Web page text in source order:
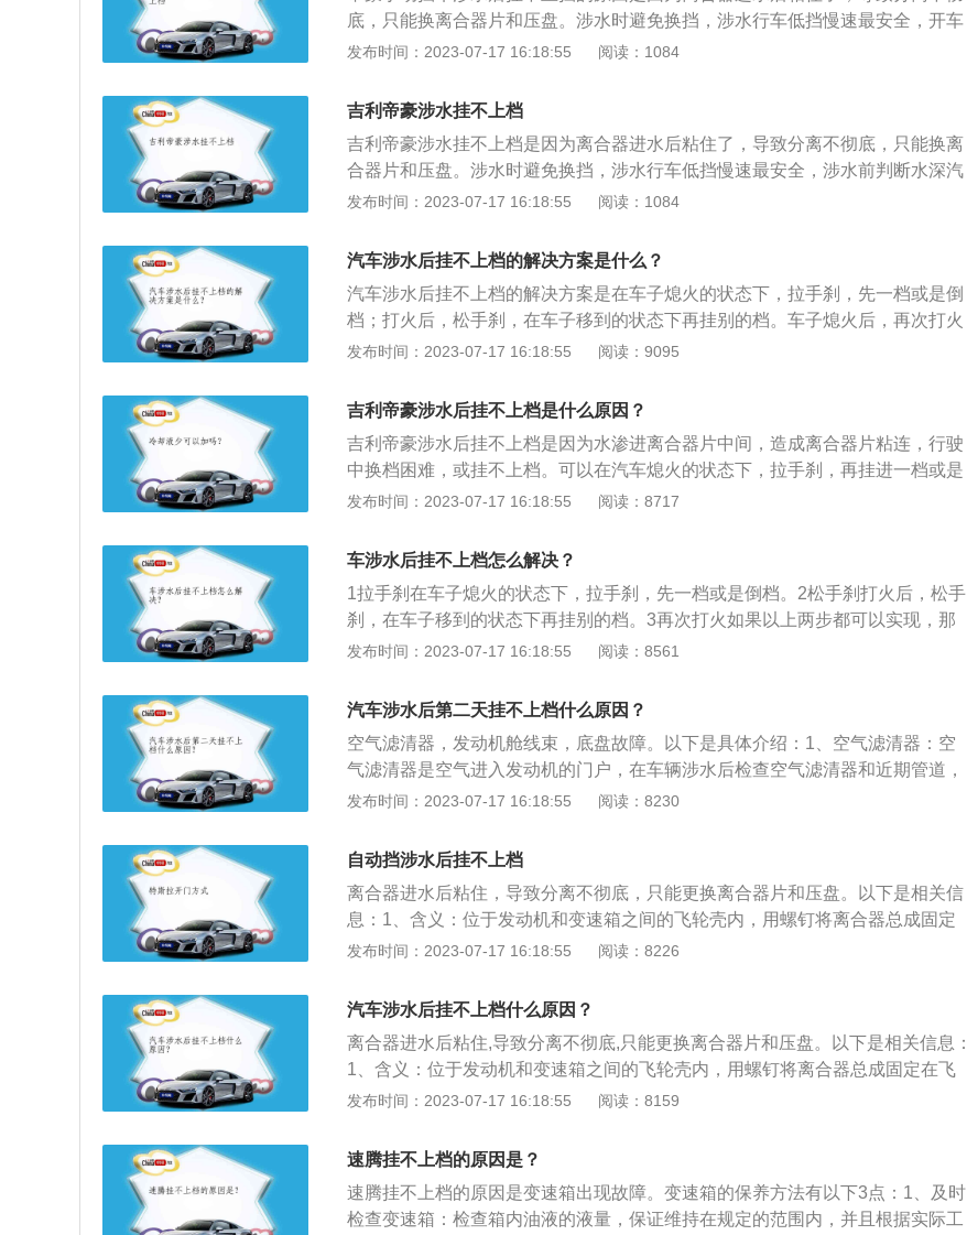
电枢轴。6、换向器严重烧蚀，电刷磨损过多，电刷在刷架内卡住或压刷弹簧过
软。解决办法：请专业人员进行检修换向器。7、水是通过排气管倒灌进发动
修发动机。车过水坑熄火打不着了，千万不要继续尝试启动，因为有可能水已经
从排气管进入发动机缸体了。如果还尝试启动，有可能造成发动机损坏。建议联
系救援拖车，到专业维修厂或4S店，拆开缸体把水排出来。
底，只能换离合器片和压盘。涉水时避免换挡，涉水行车低挡慢速最安全，开车
前，必须仔细察看水深、流速和水底情况以及进、出水域的宽窄和道路情况，由
处，涉水开车就有一定的危险了。水深的标准是水不会到达汽车的底盘。水不深
可低档慢速通过，在涉水开车过程中，注意不要松油门和换挡，否则很容易引起
排气管进水，影响发动机的工作。涉水时避免换挡，在确认汽车能够通过时，大
多数应选择距离最短、水位最浅、水流缓慢及水底最坚实的路段。汽车涉水时，
应保证发动机运转正常、转向和制动机构灵敏可靠。开车中要稳住油门，保持汽
水底路为泥沙时更要注意。行进中要看远顾近，避免使车辆偏离正常的涉水路线
而发生意外。汽车涉水挂不上挡的原因涉水后检查：1、万向节球笼防尘套方向
机被万向节球笼有防尘套包裹着，如果防尘套破损，车辆涉水时积水进入球笼
机的门户，在车辆涉水后检查空气滤清器和进气管道，如果是湿的话就表明可能
发动机舱里有非常多线束、电路，车辆涉水开车后很可能将线束的接口打湿，在
检查时如果发现线束接口湿了，用马上进行干燥处理，如果不适时处理的话很可
能会短路；4、检查底盘下雨天气，道路上的积水全都是很脏的，里面有各种杂
物。在车辆涉水时，这些脏东西就会附着在底盘缝隙等地方，时间久了就会引起
理底盘，也可以做个底盘装甲，提高底盘的防锈能力。雨季用车防进水的方法：
在暴雨强降水天气时，要尽量往地势较高的地方停车，不要在排水沟、涵洞下等
容易积水的地方停车。通过积水路面时，一定要视实际情况谨慎通过。如果积水
高度超过轮胎的一半，就不能涉水通过。如果水较浅，汽车可以涉水通过时也要
注意，要挂低速1挡或2挡平稳开进水中，避免大轰油门或猛冲。车辆进水处理方
库，由于积水太深导致车辆进水，二是车辆在行驶时，开进积水路段，导致车内
进水、熄火，无法前行。一旦车辆被浸泡在水里，车主必须马上拨打保险公司电
话进行报案。
发布时间：2023-07-17 16:18:55 阅读：1084
吉利帝豪涉水挂不上档
吉利帝豪涉水挂不上档是因为离合器进水后粘住了，导致分离不彻底，只能换离
合器片和压盘。涉水时避免换挡，涉水行车低挡慢速最安全，涉水前判断水深汽
车涉水开车前，必须仔细查看水深、流速和水底情况以及进、出水域的宽窄和道
一、万向节球笼防尘套方向机被万向节球笼有防尘套包裹着，如果防尘套破损，
车辆涉水时积水进入球笼内，会影响方向助力，严重的会引起方向卡死。二、空
气滤清器空气滤清器是空气进入发动机的门户，在车辆涉水后检查空气滤清器和
近期管道，如果是湿的话就表明可能有水进入了发动机，就用耐心检查发动机内
部的进水情况了。三、发动机舱线束发动机舱里有非常多线束、电路，车辆涉水
干燥处理，如果不适时处理的话很可能会短路。四、检查底盘下雨天气，道路上
的积水全都是很脏的，里面有各种杂物。在车辆涉水时，这些脏东西就会附着在
底盘缝隙等地方，时间久了就会引起底盘生锈，甚至部件故障。所以，车辆涉水
防锈能力。
发布时间：2023-07-17 16:18:55 阅读：1084
汽车涉水后挂不上档的解决方案是什么？
汽车涉水后挂不上档的解决方案是在车子熄火的状态下，拉手刹，先一档或是倒
档；打火后，松手刹，在车子移到的状态下再挂别的档。车子熄火后，再次打火
恢复正常。故障原因：排挡杆总成内部出现故障；排挡杆内部的P挡锁止电磁阀
应保证发动机运转正常、转向和制动机构灵敏可靠。开车中要稳住油门，保持汽
车有足够而稳定的动力，一次通过，尽量避免中途停车、换挡或急转弯，尤其是
水底路为泥沙时更要注意；行进中要看远顾近，避免使车辆偏离正常的涉水路线
而发生意外。
发布时间：2023-07-17 16:18:55 阅读：9095
吉利帝豪涉水后挂不上档是什么原因？
吉利帝豪涉水后挂不上档是因为水渗进离合器片中间，造成离合器片粘连，行驶
中换档困难，或挂不上档。可以在汽车熄火的状态下，拉手刹，再挂进一档或是
倒档，再次启动车辆即可。如果还没解决问题就需要前往维修厂进行维修。雨季
在排水沟、涵洞下等容易积水的地方停车。通过积水路面时，一定要视实际情况
谨慎通过。如果积水高度超过轮胎的一半，就不能涉水通过。如果水较浅，汽车
可以涉水通过时也要注意，要挂低速1挡或2挡平稳开进水中，避免大轰油门或猛
冲。车辆进水处理方法：电话报案，汽车进水一般分为两种情况。一是车辆停放
在路边或是地下车库，由于积水太深导致车辆进水，二是车辆在行驶时，开进积
上拨打保险公司电话进行报案。
发布时间：2023-07-17 16:18:55 阅读：8717
车涉水后挂不上档怎么解决？
1拉手刹在车子熄火的状态下，拉手刹，先一档或是倒档。2松手刹打火后，松手
刹，在车子移到的状态下再挂别的档。3再次打火如果以上两步都可以实现，那
么车子熄火后，再次打火就一切正常。
发布时间：2023-07-17 16:18:55 阅读：8561
汽车涉水后第二天挂不上档什么原因？
空气滤清器，发动机舱线束，底盘故障。以下是具体介绍：1、空气滤清器：空
气滤清器是空气进入发动机的门户，在车辆涉水后检查空气滤清器和近期管道，
如果是湿的就表明可能有水进入了发动机，需要耐心检查发动机内部的进水情
能将线束的接口打湿，在检查时如果发现线束接口已打湿，需要马上进行干燥处
理，如果不适时处理很可能会短路。3、底盘故障：在车辆涉水时，脏东西会附
着在底盘缝隙等地方，会引起底盘生锈，甚至部件故障。所以车辆涉水后车主应
将车辆开到洗车店彻底清理底盘，也可以做个底盘装甲，提高底盘的防锈能力。
发布时间：2023-07-17 16:18:55 阅读：8230
自动挡涉水后挂不上档
离合器进水后粘住，导致分离不彻底，只能更换离合器片和压盘。以下是相关信
息：1、含义：位于发动机和变速箱之间的飞轮壳内，用螺钉将离合器总成固定
在飞轮的后平面上，是把汽车或其他动力机械的引擎动力以开关的方式传递至车
变速箱暂时分离和逐渐接合，以切断或传递发动机向变速器输入的动力。
发布时间：2023-07-17 16:18:55 阅读：8226
汽车涉水后挂不上档什么原因？
离合器进水后粘住,导致分离不彻底,只能更换离合器片和压盘。以下是相关信息：
1、含义：位于发动机和变速箱之间的飞轮壳内，用螺钉将离合器总成固定在飞
轮的后平面上，是把汽车或其他动力机械的引擎动力以开关的方式传递至车轴上
箱暂时分离和逐渐接合，以切断或传递发动机向变速器输入的动力。
发布时间：2023-07-17 16:18:55 阅读：8159
速腾挂不上档的原因是？
速腾挂不上档的原因是变速箱出现故障。变速箱的保养方法有以下3点：1、及时
检查变速箱：检查箱内油液的液量，保证维持在规定的范围内，并且根据实际工